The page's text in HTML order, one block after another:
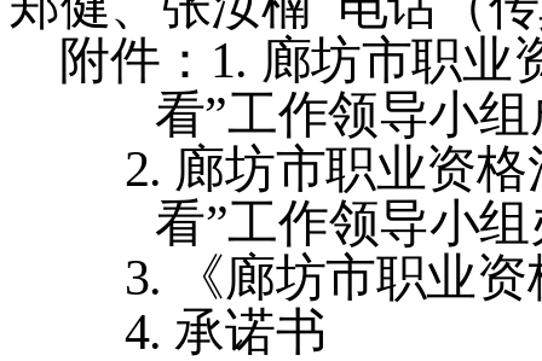
附件： 1. 廊坊市职业
看”工作领导小
2. 廊坊市职业资
看”工作领导小
3.
《廊坊市职业
4. 承诺书